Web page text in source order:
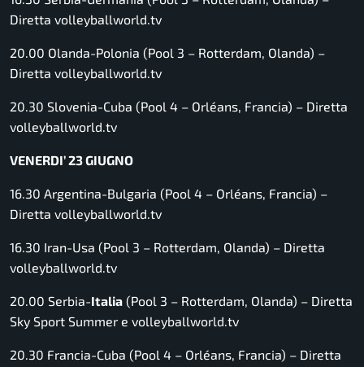
Diretta volleyballworld.tv
20.00 Olanda-Polonia (Pool 3 – Rotterdam, Olanda) –
Diretta volleyballworld.tv
20.30 Slovenia-Cuba (Pool 4 – Orléans, Francia) – Diretta
volleyballworld.tv
VENERDI’ 23 GIUGNO
16.30 Argentina-Bulgaria (Pool 4 – Orléans, Francia) –
Diretta volleyballworld.tv
16.30 Iran-Usa (Pool 3 – Rotterdam, Olanda) – Diretta
volleyballworld.tv
20.00 Serbia-Italia (Pool 3 – Rotterdam, Olanda) – Diretta
Sky Sport Summer e volleyballworld.tv
20.30 Francia-Cuba (Pool 4 – Orléans, Francia) – Diretta